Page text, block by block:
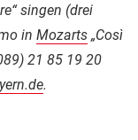
singen (drei
in Mozarts „Così
21 85 19 20
.